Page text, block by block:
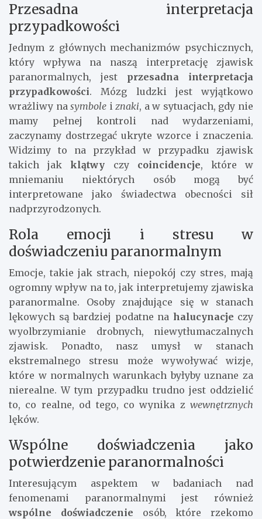
Przesadna interpretacja
przypadkowości
Jednym z głównych mechanizmów psychicznych,
który wpływa na naszą interpretację zjawisk
paranormalnych, jest przesadna interpretacja
przypadkowości. Mózg ludzki jest wyjątkowo
wrażliwy nasymbole iznaki, a w sytuacjach, gdy nie
mamy pełnej kontroli nad wydarzeniami,
zaczynamy dostrzegać ukryte wzorce i znaczenia.
Widzimy to na przykład w przypadku zjawisk
takich jakklątwy czy coincidencje, które w
mniemaniu niektórych osób mogą być
interpretowane jako świadectwa obecności sił
nadprzyrodzonych.
Rola emocji i stresu w
doświadczeniu paranormalnym
Emocje, takie jak strach, niepokój czy stres, mają
ogromny wpływ na to, jak interpretujemy zjawiska
paranormalne. Osoby znajdujące się w stanach
lękowych są bardziej podatne na halucynacje czy
wyolbrzymianie drobnych, niewytłumaczalnych
zjawisk. Ponadto, nasz umysł w stanach
ekstremalnego stresu może wywoływać wizje,
które w normalnych warunkach byłyby uznane za
nierealne. W tym przypadku trudno jest oddzielić
to, co realne, od tego, co wynika z wewnętrznych
lęków.
Wspólne doświadczenia jako
potwierdzenie paranormalności
Interesującym aspektem w badaniach nad
fenomenami paranormalnymi jest również
wspólne doświadczenie osób, które rzekomo